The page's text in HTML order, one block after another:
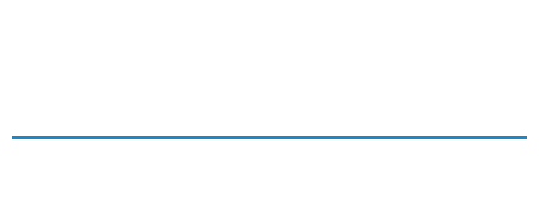
CRABE TARTARE